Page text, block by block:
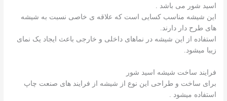
اسید شور می باشد .
این شیشه مناسب کسایی است که علاقه ی خاصی نسبت به شیشه
های طرح دار دارند.
استفاده از این شیشه در نماهای داخلی و خارجی باعث ایجاد یک نمای
زیبا میشود.
فرایند ساخت شیشه اسید شور
برای ساخت و طراحی این نوع از شیشه از فرایند های صنعت چاپ
استفاده میشود .